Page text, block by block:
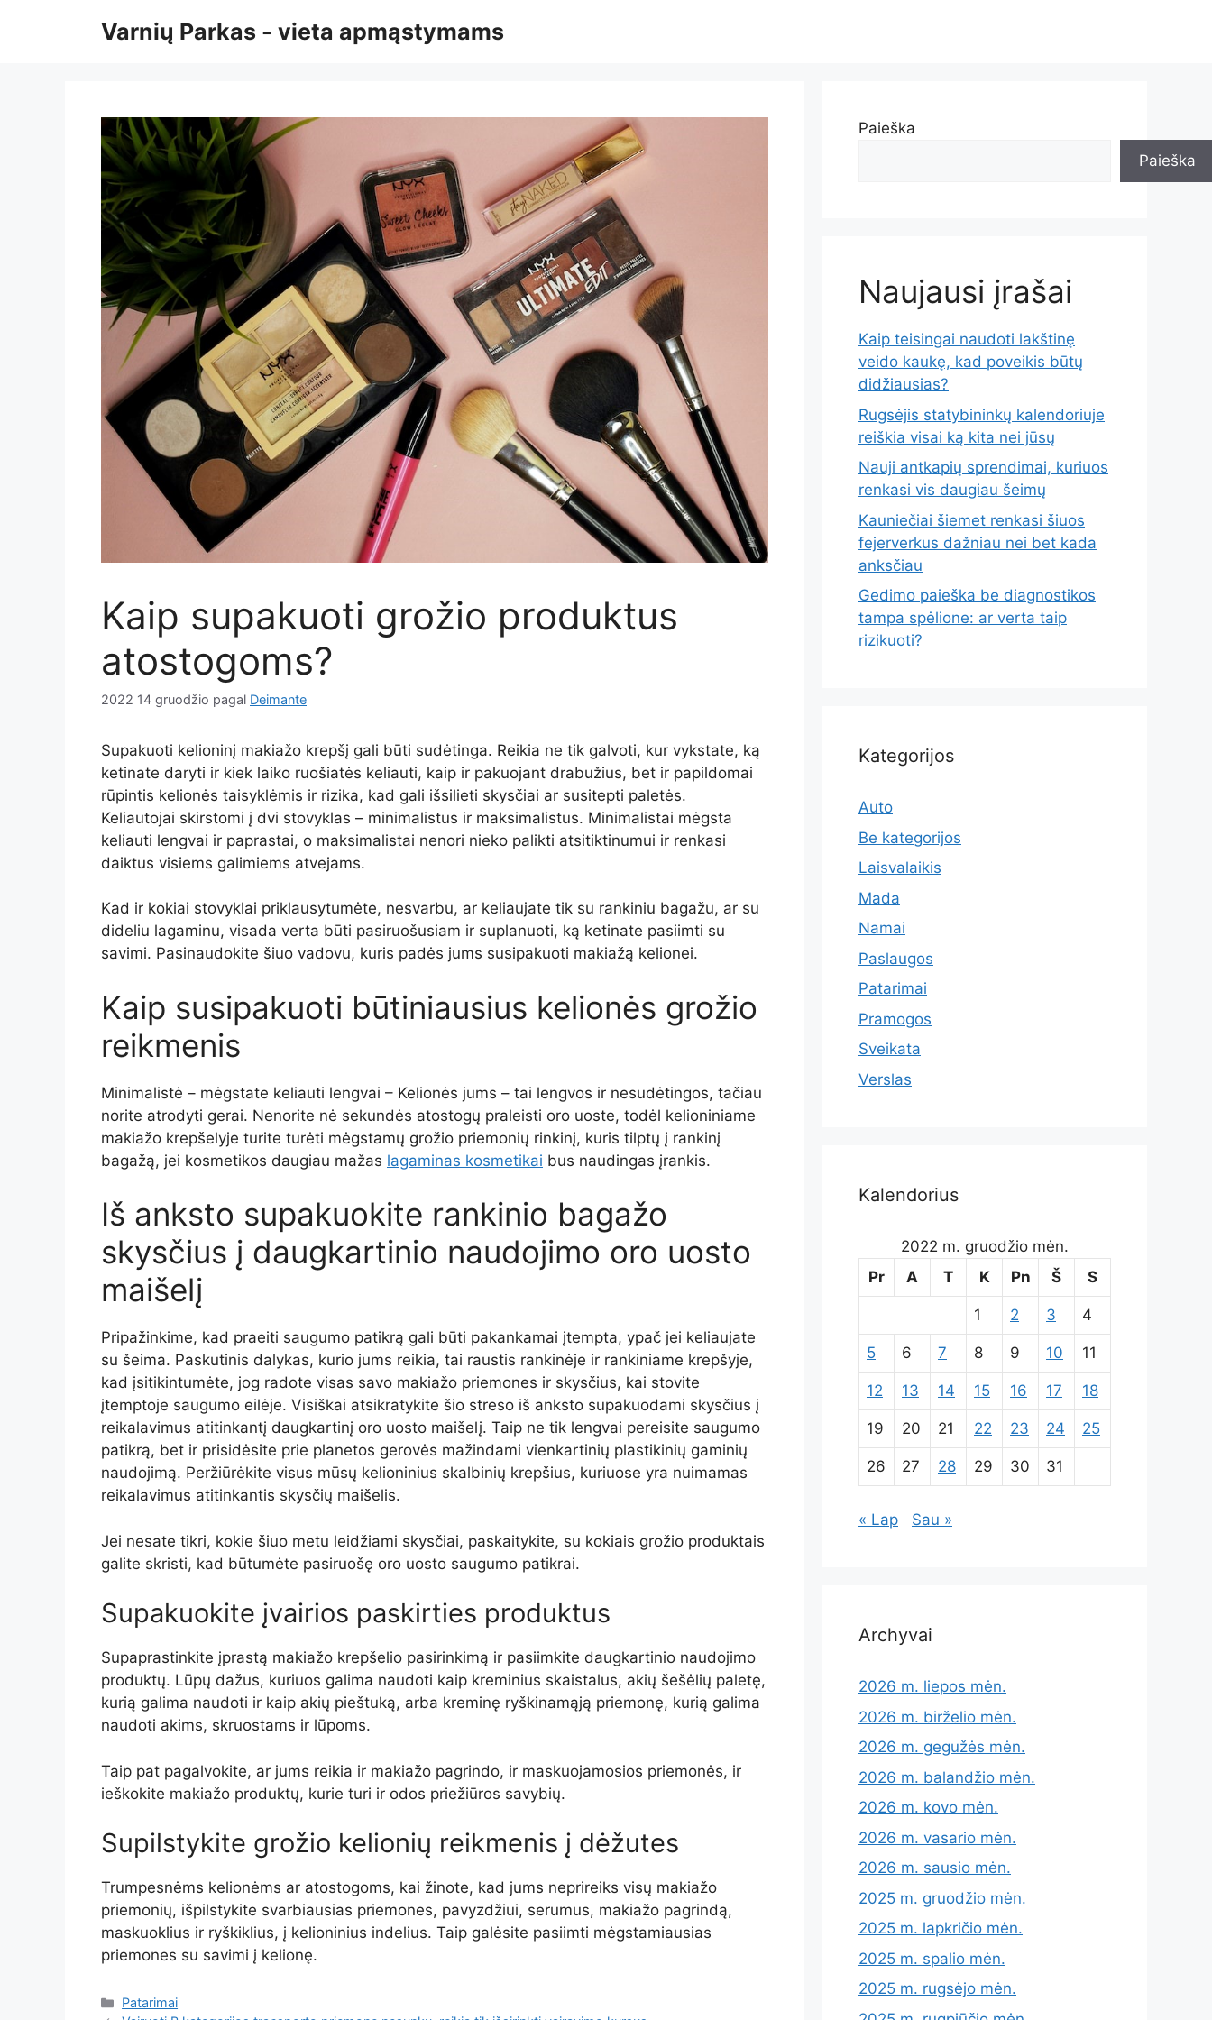
Varnių Parkas - vieta apmąstymams
Kaip supakuoti grožio produktus
atostogoms?
2022 14 gruodžio pagal Deimante
Supakuoti kelioninį makiažo krepšį gali būti sudėtinga. Reikia ne tik galvoti, kur vykstate, ką
ketinate daryti ir kiek laiko ruošiatės keliauti, kaip ir pakuojant drabužius, bet ir papildomai
rūpintis kelionės taisyklėmis ir rizika, kad gali išsilieti skysčiai ar susitepti paletės.
Keliautojai skirstomi į dvi stovyklas – minimalistus ir maksimalistus. Minimalistai mėgsta
keliauti lengvai ir paprastai, o maksimalistai nenori nieko palikti atsitiktinumui ir renkasi
daiktus visiems galimiems atvejams.
Kad ir kokiai stovyklai priklausytumėte, nesvarbu, ar keliaujate tik su rankiniu bagažu, ar su
dideliu lagaminu, visada verta būti pasiruošusiam ir suplanuoti, ką ketinate pasiimti su
savimi. Pasinaudokite šiuo vadovu, kuris padės jums susipakuoti makiažą kelionei.
Kaip susipakuoti būtiniausius kelionės grožio
reikmenis
Minimalistė – mėgstate keliauti lengvai – Kelionės jums – tai lengvos ir nesudėtingos, tačiau
norite atrodyti gerai. Nenorite nė sekundės atostogų praleisti oro uoste, todėl kelioniniame
makiažo krepšelyje turite turėti mėgstamų grožio priemonių rinkinį, kuris tilptų į rankinį
bagažą, jei kosmetikos daugiau mažas lagaminas kosmetikai bus naudingas įrankis.
Iš anksto supakuokite rankinio bagažo
skysčius į daugkartinio naudojimo oro uosto
maišelį
Pripažinkime, kad praeiti saugumo patikrą gali būti pakankamai įtempta, ypač jei keliaujate
su šeima. Paskutinis dalykas, kurio jums reikia, tai raustis rankinėje ir rankiniame krepšyje,
kad įsitikintumėte, jog radote visas savo makiažo priemones ir skysčius, kai stovite
įtemptoje saugumo eilėje. Visiškai atsikratykite šio streso iš anksto supakuodami skysčius į
reikalavimus atitinkantį daugkartinį oro uosto maišelį. Taip ne tik lengvai pereisite saugumo
patikrą, bet ir prisidėsite prie planetos gerovės mažindami vienkartinių plastikinių gaminių
naudojimą. Peržiūrėkite visus mūsų kelioninius skalbinių krepšius, kuriuose yra nuimamas
reikalavimus atitinkantis skysčių maišelis.
Jei nesate tikri, kokie šiuo metu leidžiami skysčiai, paskaitykite, su kokiais grožio produktais
galite skristi, kad būtumėte pasiruošę oro uosto saugumo patikrai.
Supakuokite įvairios paskirties produktus
Supaprastinkite įprastą makiažo krepšelio pasirinkimą ir pasiimkite daugkartinio naudojimo
produktų. Lūpų dažus, kuriuos galima naudoti kaip kreminius skaistalus, akių šešėlių paletę,
kurią galima naudoti ir kaip akių pieštuką, arba kreminę ryškinamąją priemonę, kurią galima
naudoti akims, skruostams ir lūpoms.
Taip pat pagalvokite, ar jums reikia ir makiažo pagrindo, ir maskuojamosios priemonės, ir
ieškokite makiažo produktų, kurie turi ir odos priežiūros savybių.
Supilstykite grožio kelionių reikmenis į dėžutes
Trumpesnėms kelionėms ar atostogoms, kai žinote, kad jums neprireiks visų makiažo
priemonių, išpilstykite svarbiausias priemones, pavyzdžiui, serumus, makiažo pagrindą,
maskuoklius ir ryškiklius, į kelioninius indelius. Taip galėsite pasiimti mėgstamiausias
priemones su savimi į kelionę.
Kategorijos
Patarimai
Paieška
Paieška
Naujausi įrašai
Kaip teisingai naudoti lakštinę
veido kaukę, kad poveikis būtų
didžiausias?
Rugsėjis statybininkų kalendoriuje
reiškia visai ką kita nei jūsų
Nauji antkapių sprendimai, kuriuos
renkasi vis daugiau šeimų
Kauniečiai šiemet renkasi šiuos
fejerverkus dažniau nei bet kada
anksčiau
Gedimo paieška be diagnostikos
tampa spėlione: ar verta taip
rizikuoti?
Kategorijos
Auto
Be kategorijos
Laisvalaikis
Mada
Namai
Paslaugos
Patarimai
Pramogos
Sveikata
Verslas
Kalendorius
2022 m. gruodžio mėn.
Pr
A T K Pn Š S
1 2 3 4
5 6 7 8 9 10 11
12 13 14 15 16 17 18
19 20 21 22 23 24 25
26 27 28 29 30 31
« Lap Sau »
Archyvai
2026 m. liepos mėn.
2026 m. birželio mėn.
2026 m. gegužės mėn.
2026 m. balandžio mėn.
2026 m. kovo mėn.
2026 m. vasario mėn.
2026 m. sausio mėn.
2025 m. gruodžio mėn.
2025 m. lapkričio mėn.
2025 m. spalio mėn.
2025 m. rugsėjo mėn.